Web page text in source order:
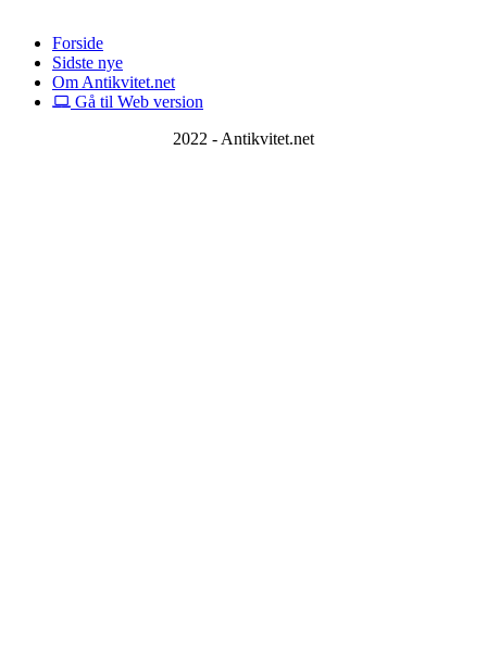
Forside
Sidste nye
Om Antikvitet.net
Gå til Web version
2022 - Antikvitet.net